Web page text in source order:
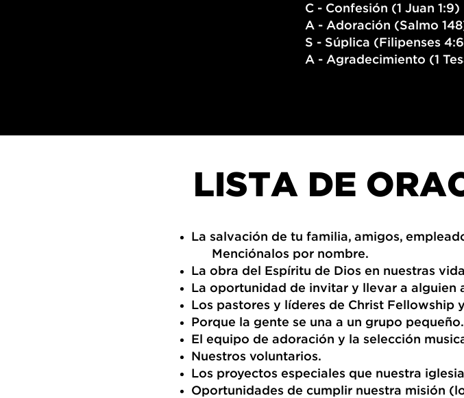
C - Confesión (1 Juan 1:9)
A - Adoración (Salmo
S - Súplica (Filipenses
A - Agradecimiento (1
LISTA DE
La salvación de tu familia, amigos,
Menciónalos por nombre.
La obra del Espíritu de Dios en nuestras
La oportunidad de invitar y llevar a alguien
Los pastores y líderes de Christ Fellowship
Porque la gente se una a un grupo pequeño.
El equipo de adoración y la selección
Nuestros voluntarios.
Los proyectos especiales que nuestra
Oportunidades de cumplir nuestra misión